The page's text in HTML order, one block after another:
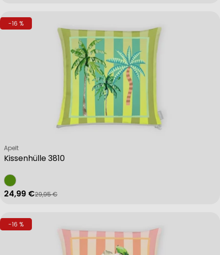
-16 %
Kissenhülle 3810
Verkäufer:
Apelt
Verkaufspreis
24,99 €
Regulärer Preis
29,95 €
-16 %